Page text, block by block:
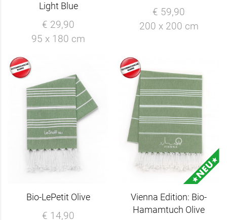
Light Blue
€ 29,90
95 x 180 cm
€ 59,90
200 x 200 cm
Bio-LePetit Olive
€ 14,90
Vienna Edition: Bio-
Hamamtuch Olive